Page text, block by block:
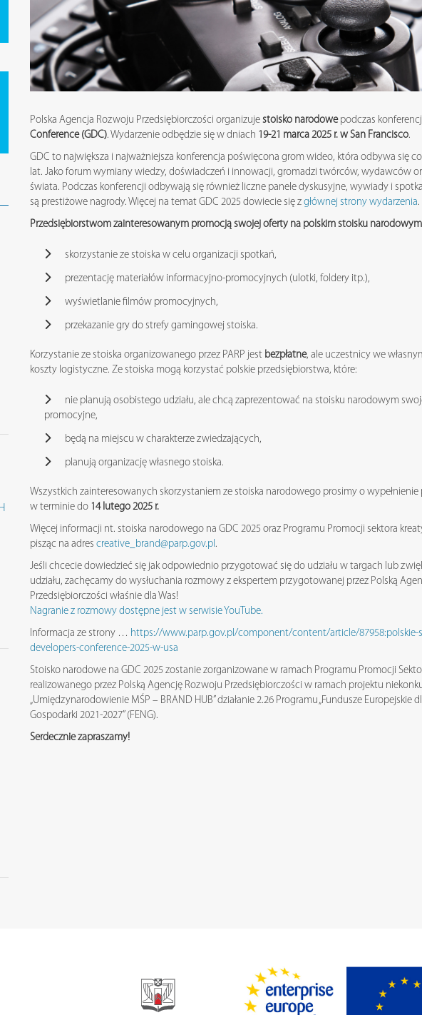
Polska Agencja Rozwoju Przedsiębiorczości organizuje stoisko narodowe podczas
Conference (GDC). Wydarzenie odbędzie się w dniach 19-21 marca 2025 r. w San Francisco.
GDC to największa i najważniejsza konferencja poświęcona grom wideo, która odbywa się
lat. Jako forum wymiany wiedzy, doświadczeń i innowacji, gromadzi twórców, wydawców
świata. Podczas konferencji odbywają się również liczne panele dyskusyjne, wywiady i
są prestiżowe nagrody. Więcej na temat GDC 2025 dowiecie się z głównej strony wydarzenia.
Przedsiębiorstwom zainteresowanym promocją swojej oferty na polskim stoisku
skorzystanie ze stoiska w celu organizacji spotkań,
prezentację materiałów informacyjno-promocyjnych (ulotki, foldery itp.),
wyświetlanie filmów promocyjnych,
przekazanie gry do strefy gamingowej stoiska.
Korzystanie ze stoiska organizowanego przez PARP jest bezpłatne, ale uczestnicy we
koszty logistyczne. Ze stoiska mogą korzystać polskie przedsiębiorstwa, które:
nie planują osobistego udziału, ale chcą zaprezentować na stoisku narodowym
promocyjne,
będą na miejscu w charakterze zwiedzających,
planują organizację własnego stoiska.
Wszystkich zainteresowanych skorzystaniem ze stoiska narodowego prosimy o wypełnienie
w terminie do 14 lutego 2025 r.
Więcej informacji nt. stoiska narodowego na GDC 2025 oraz Programu Promocji sektora
pisząc na adres creative_brand@parp.gov.pl .
Jeśli chcecie dowiedzieć się jak odpowiednio przygotować się do udziału w targach lub
udziału, zachęcamy do wysłuchania rozmowy z ekspertem przygotowanej przez Polską
Przedsiębiorczości właśnie dla Was!
Nagranie z rozmowy dostępne jest w serwisie YouTube.
Informacja ze strony … https://www.parp.gov.pl/component/content/article/87958:polskie-
developers-conference-2025-w-usa
Stoisko narodowe na GDC 2025 zostanie zorganizowane w ramach Programu Promocji
realizowanego przez Polską Agencję Rozwoju Przedsiębiorczości w ramach projektu
„Umiędzynarodowienie MŚP – BRAND HUB” działanie 2.26 Programu „Fundusze Europejskie
Gospodarki 2021-2027” (FENG).
Serdecznie zapraszamy!